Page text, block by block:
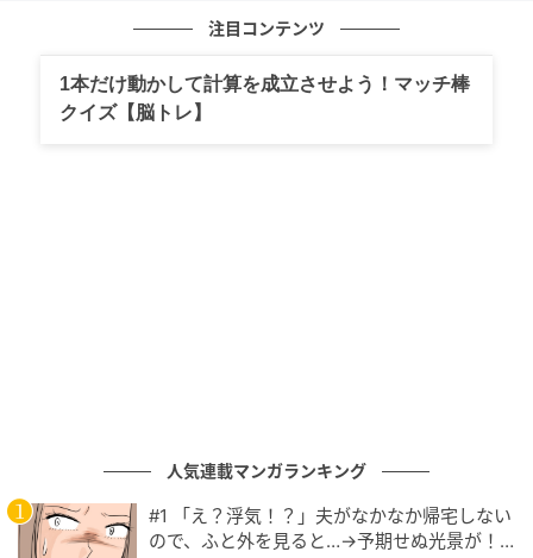
注目コンテンツ
1本だけ動かして計算を成立させよう！マッチ棒
クイズ【脳トレ】
人気連載マンガランキング
#1 「え？浮気！？」夫がなかなか帰宅しない
ので、ふと外を見ると…→予期せぬ光景が！